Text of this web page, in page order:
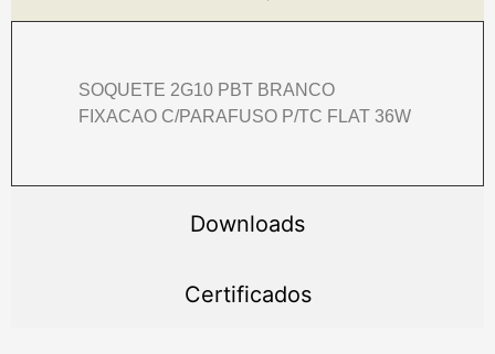
Downloads
Certificados
SOQUETE 2G10 PBT BRANCO
FIXACAO C/PARAFUSO P/TC FLAT 36W